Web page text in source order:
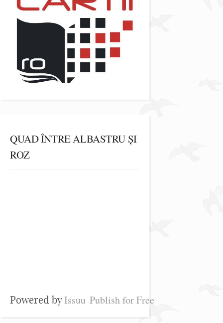
QUAD ÎNTRE ALBASTRU ȘI
ROZ
Powered byIssuu Publish for Free